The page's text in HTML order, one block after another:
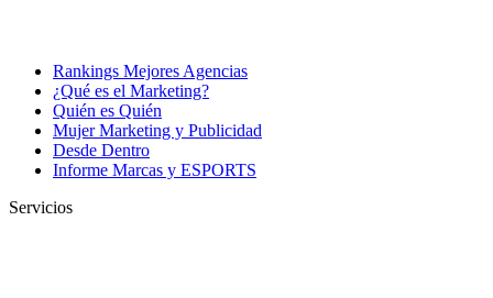
Rankings Mejores Agencias
¿Qué es el Marketing?
Quién es Quién
Mujer Marketing y Publicidad
Desde Dentro
Informe Marcas y ESPORTS
Servicios